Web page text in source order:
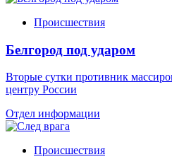
Происшествия
Белгород под ударом
Вторые сутки противник
центру России
Отдел информации
Происшествия